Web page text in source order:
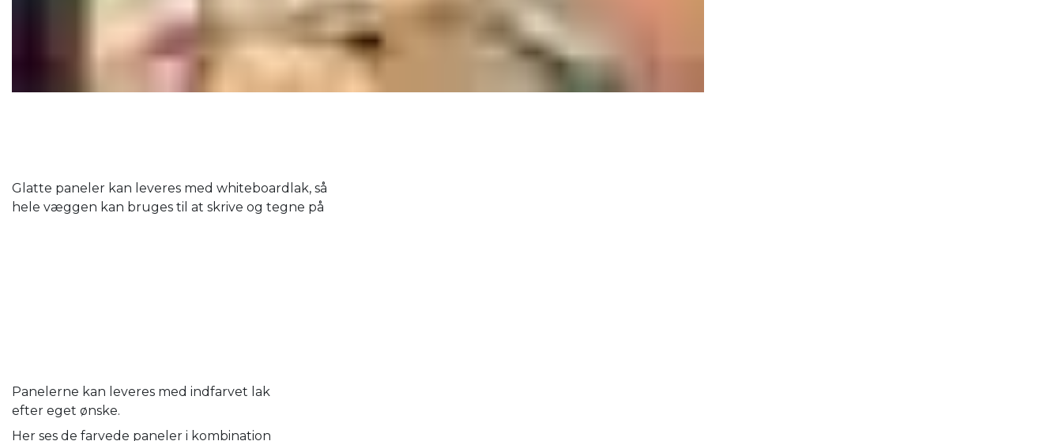
Glatte paneler kan leveres med whiteboardlak, så
hele væggen kan bruges til at skrive og tegne på
Panelerne kan leveres med indfarvet lak
efter eget ønske.
Her ses de farvede paneler i kombination